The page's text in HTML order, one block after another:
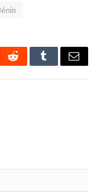
RedditTumblrEmail